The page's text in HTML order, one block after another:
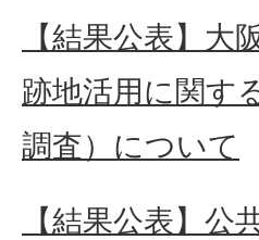
【結果公表】
跡地活用に関す
調査）について
【結果公表】